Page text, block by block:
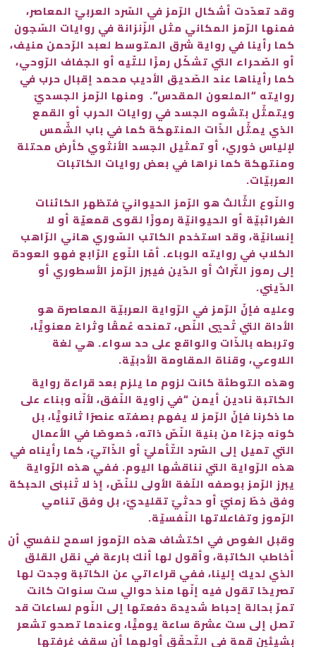
وقد تعدّدت أشكال الرّمز في السّرد العربيّ المعاصر،
فمنها الرّمز المكاني مثل الزّنزانة في روايات السّجون
كما رأينا في رواية شرق المتوسط لعبد الرّحمن منيف،
أو الصّحراء التي تشكّل رمزًا للتّيه أو الجفاف الرّوحي،
كما رأيناها عند الصّديق الأديب محمد إقبال حرب في
روايته “الملعون المقدس”. ومنها الرّمز الجسديّ
ويتمثّل بتشوه الجسد في روايات الحرب أو القمع
الذي يمثّل الذّات المنتهكة كما في باب الشّمس
لإلياس خوري، أو تمثيل الجسد الأنثوي كأرض محتلة
ومنتهكة كما نراها في بعض روايات الكاتبات
العربيّات.
والنّوع الثّالث هو الرّمز الحيوانيّ فتظهر الكائنات
الغرائبيّة أو الحيوانيّة رموزًا لقوى قمعيّة أو لا
إنسانيّة، وقد استخدم الكاتب السّوري هاني الرّاهب
الكلاب في روايته الوباء. أمّا النّوع الرّابع فهو العودة
إلى رموز التّراث أو الدّين فيبرز الرّمز الأسطوري أو
الدّيني.
وعليه فإنّ الرّمز في الرّواية العربيّة المعاصرة هو
الأداة التي تُحيي النّص، تمنحه عُمقًا وثراءً معنويًّا،
وتربطه بالذّات والواقع على حد سواء. هي لغة
اللاوعي، وقناة المقاومة الأدبيّة.
وهذه التوطئة كانت لزوم ما يلزم بعد قراءة رواية
الكاتبة نادين أيمن “في زاوية النّفق، لأنّه وبناء على
ما ذكرنا فإنّ الرّمز لا يفهم بصفته عنصرًا ثانويًّا، بل
كونه جزءًا من بنية النّصّ ذاته، خصوصًا في الأعمال
التي تميل إلى السّرد التّأمليّ أو الذّاتيّ، كما رأيناه في
هذه الرّواية التي نناقشها اليوم. ففي هذه الرّواية
يبرز الرّمز بوصفه اللّغة الأولى للنّصّ، إذ لا تُنبنى الحبكة
وفق خطّ زمنيّ أو حدثيّ تقليديّ، بل وفق تنامي
الرّموز وتفاعلاتها النّفسيّة.
وقبل الغوص في اكتشاف هذه الرّموز اسمح لنفسي أن
أخاطب الكاتبة، وأقول لها أنك بارعة في نقل القلق
الذي لديك إلينا، ففي قراءاتي عن الكاتبة وجدت لها
تصريحًا تقول فيه إنّها منذ حوالي ست سنوات كانت
تمرّ بحالة إحباط شديدة دفعتها إلى النّوم لساعات قد
تصل إلى ست عشرة ساعة يوميًّا، وعندما تصحو تشعر
بشيئين قمة في التّحقّق أولهما أن سقف غرفتها